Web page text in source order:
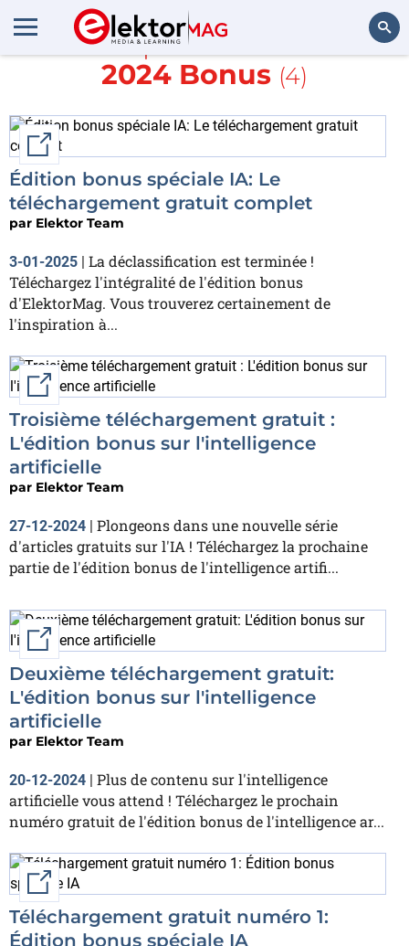
En savoir plus sur
AI Edition
2024 Bonus (4)
External link
Édition bonus spéciale IA: Le
téléchargement gratuit complet
par Elektor Team
3-01-2025 | La déclassification est terminée !
Téléchargez l'intégralité de l'édition bonus
d'ElektorMag. Vous trouverez certainement de
l'inspiration à...
External link
Troisième téléchargement gratuit :
L'édition bonus sur l'intelligence
artificielle
par Elektor Team
27-12-2024 | Plongeons dans une nouvelle série
d'articles gratuits sur l'IA ! Téléchargez la prochaine
partie de l'édition bonus de l'intelligence artifi...
External link
Deuxième téléchargement gratuit:
L'édition bonus sur l'intelligence
artificielle
par Elektor Team
20-12-2024 | Plus de contenu sur l'intelligence
artificielle vous attend ! Téléchargez le prochain
numéro gratuit de l'édition bonus de l'intelligence ar...
External link
Téléchargement gratuit numéro 1:
Édition bonus spéciale IA